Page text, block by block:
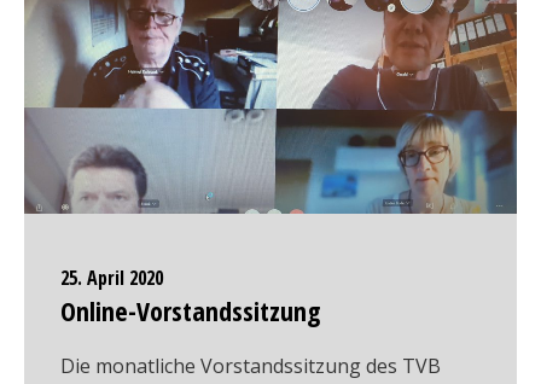
25. April 2020
Online-Vorstandssitzung
Die monatliche Vorstandssitzung des TVB